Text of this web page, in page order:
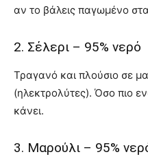
αν το βάλεις παγωμένο
2. Σέλερι – 95% νερό
Τραγανό και πλούσιο σε
(ηλεκτρολύτες). Όσο πιο
κάνει.
3. Μαρούλι – 95%